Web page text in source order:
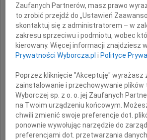
oraz Zarząd
Inne
Z głębokim żalem i smutkiem żegnamy prof.
Okręgowej Izby Radców Prawnych w Krakowie,
Zaufanych Partnerów, masz prawo
to zrobić przejdź do „Ustawień
skontaktuj się z administratorem – w
zakresu sprzeciwu i podmiotu, wobec
kierowany. Więcej informacji znajdziesz
Prywatności Wyborcza.pl iPolityce
Poprzez kliknięcie "Akceptuję" wyrażasz
zainstalowanie i przechowywanie plików
Wyborczej sp. z o. o. jej Zaufanych
na Twoim urządzeniu końcowym.
chwili zmienić swoje preferencje dot.
ponownie wywołując narzędzie do
preferencjami dot. przetwarzania